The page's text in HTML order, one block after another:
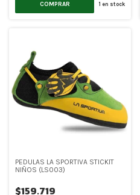
COMPRAR 1 en stock
PEDULAS LA SPORTIVA STICKIT
NIÑOS (LS003)
$159.719